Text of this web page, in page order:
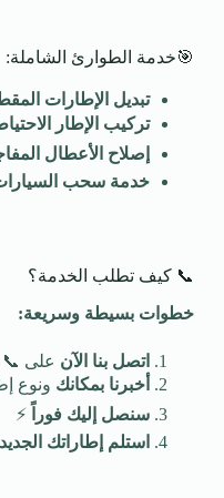
🎯خدمة الطوارئ الشاملة:
تبديل الإطارات
تركيب الإطار
إصلاح الأعطال
خدمة سحب
📞 كيف تطلب الخدمة؟
خطوات بسيطة وسريعة:
اتصل بنا الآن على 📞 96761607
أخبرنا بمكانك ونوع
سنصل إليك فوراً
⚡
استلم إطاراتك